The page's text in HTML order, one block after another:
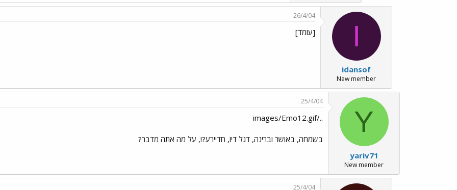
I
idansof
New member
26/4/04
[עומד]
Y
yariv71
New member
25/4/04
../images/Emo12.gif
בשמחה, באושר וברינה, דגל דיו, חדיירע?!, על מה אתה מדבר?
25/4/04